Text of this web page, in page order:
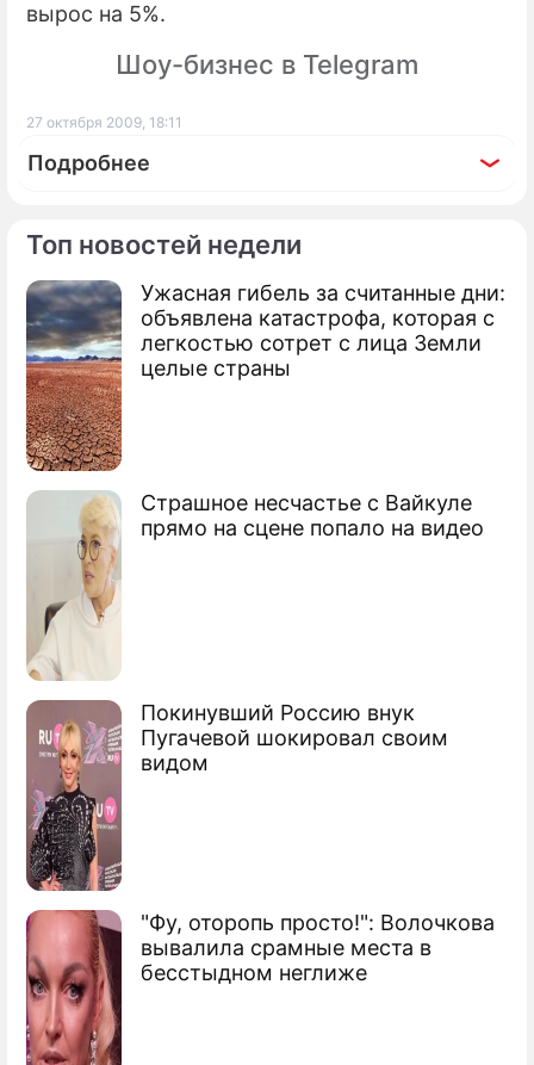
Топ новостей недели
Ужасная гибель за считанные дни:
объявлена катастрофа, которая с
легкостью сотрет с лица Земли
целые страны
Страшное несчастье с Вайкуле
прямо на сцене попало на видео
Покинувший Россию внук
Пугачевой шокировал своим
видом
"Фу, оторопь просто!": Волочкова
вывалила срамные места в
бесстыдном неглиже
вырос на 5%.
Шоу-бизнес в Telegram
27 октября 2009, 18:11
Подробнее
По теме
Медведев недоволен поборами
бизнеса
Путин посоветовал "не витать в
облаках"
Путина возмутили расходы на
чиновников